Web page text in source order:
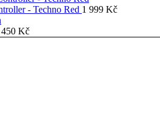
- Techno Red 1 999 Kč
Kč